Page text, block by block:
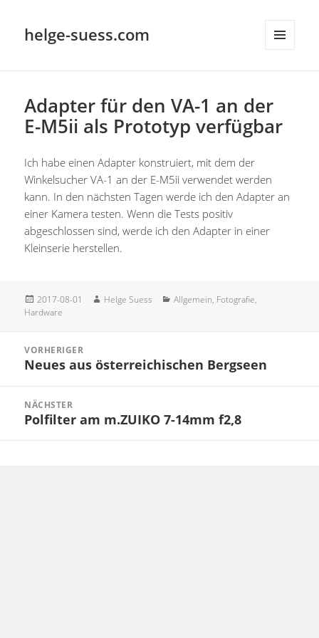
helge-suess.com
Adapter für den VA-1 an der
E-M5ii als Prototyp verfügbar
Ich habe einen Adapter konstruiert, mit dem der
Winkelsucher VA-1 an der E-M5ii verwendet werden
kann. In den nächsten Tagen werde ich den Adapter an
einer Kamera testen. Wenn die Tests positiv
abgeschlossen sind, werde ich den Adapter in einer
Kleinserie herstellen.
Veröffentlicht
am
2017-08-01 Autor
Helge Suess Kategorien
Allgemein, Fotografie,
Hardware
VORHERIGER
Vorheriger
Neues aus österreichischen Bergseen
NÄCHSTER
Nächster
Polfilter am m.ZUIKO 7-14mm f2,8